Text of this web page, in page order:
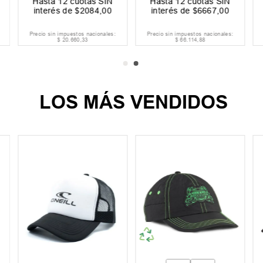
interés de$3209 ,00
Precio sin impuestos nacionales:
$ 31.817,36
interés de $3333 ,00
Precio sin impuestos nacionales:
$ 33.049,59
LOS MÁS VENDIDOS